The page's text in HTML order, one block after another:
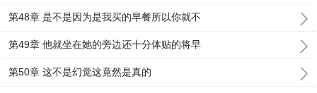
第48章 是不是因为是我买的早餐所以你就不
第49章 他就坐在她的旁边还十分体贴的将早
第50章 这不是幻觉这竟然是真的